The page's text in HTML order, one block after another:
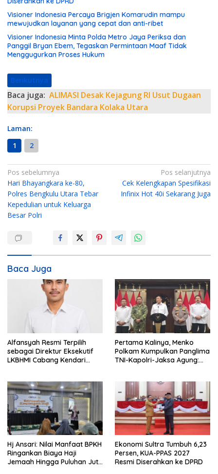
Visioner Indonesia Percaya Brigjen Komarudin mampu
mewujudkan layanan yang cepat dan anti-ribet
Visioner Indonesia Minta Polda Metro Jaya Periksa dan
Panggil Bryan Ebem, Tegaskan Permintaan Maaf Tidak
Menggugurkan Proses Hukum
Berikutnya
Baca juga: ALIMASI Desak Kejagung RI Usut Dugaan
Korupsi Proyek Bandara Kolaka Utara
Laman:
1
2
N
a
v
i
s
i
p
Pos sebelumnya
Hari Bhayangkara ke-80,
Polres Bengkulu Utara Tebar
Kepedulian untuk Keluarga
Besar Polri
Pos selanjutnya
Cek Kelengkapan Spesifikasi
Infinix Hot 40i Sekarang Juga
Baca Juga
Alfansyah Resmi Terpilih
sebagai Direktur Eksekutif
LKBHMI Cabang Kendari
Pertama Kalinya, Menko
Polkam Kumpulkan Panglima
TNI-Kapolri-Jaksa Agung:
Hj Ansari: Nilai Manfaat BPKH
Ringankan Biaya Haji
Jemaah Hingga Puluhan Juta
Ekonomi Sultra Tumbuh 6,23
Persen, KUA-PPAS 2027
Resmi Diserahkan ke DPRD